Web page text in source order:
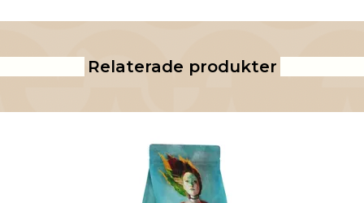
Relaterade produkter